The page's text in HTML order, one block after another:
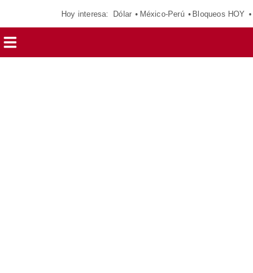
Hoy interesa: Dólar México-Perú Bloqueos HOY